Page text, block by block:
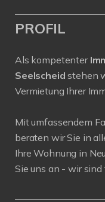
PROFIL
Als kompetenter
Seelscheidstehen
Vermietung Ihrer
Mit umfassendem
beraten wir Sie in
Ihre Wohnung in
Sie uns an - wir sind